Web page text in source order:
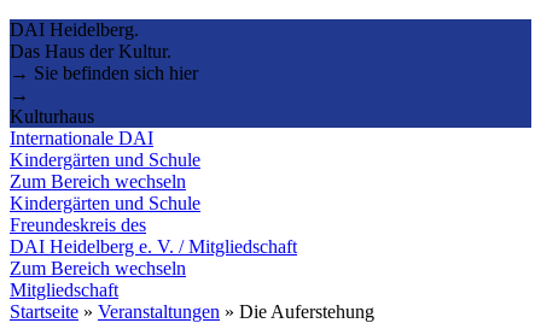
DAI Heidelberg.
Das Haus der Kultur.
→ Sie befinden sich hier
→
Kulturhaus
Internationale DAI
Kindergärten und Schule
Zum Bereich wechseln
Kindergärten und Schule
Freundeskreis des
DAI Heidelberg e. V. / Mitgliedschaft
Zum Bereich wechseln
Mitgliedschaft
Startseite » Veranstaltungen » Die Auferstehung